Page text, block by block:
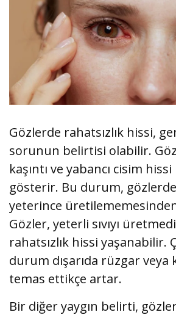
Gözlerde rahatsızlık hissi,
sorunun belirtisi olabilir.
kaşıntı ve yabancı cisim
gösterir. Bu durum,
yeterince
Gözler, yeterli sıvıyı
rahatsızlık hissi yaşanabilir.
durum dışarıda rüzgar veya
temas ettikçe artar.
Bir diğer yaygın belirti,